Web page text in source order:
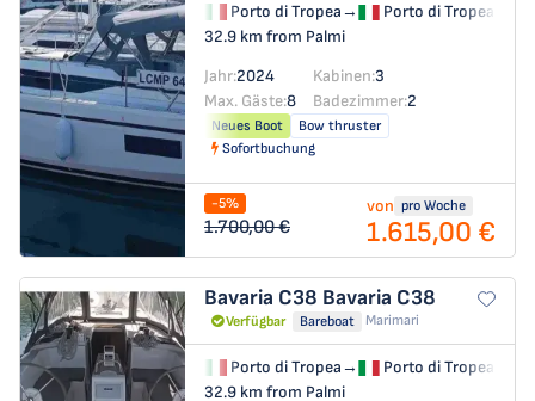
Porto di Tropea→
Porto di Tropea
32.9 km from Palmi
Jahr:2024 Kabinen:3
Max. Gäste:8 Badezimmer:2
Neues Boot
Bow thruster
Sofortbuchung
-5%
1.700,00 €
von pro Woche
1.615,00 €
Bavaria C38 Bavaria C38
Verfügbar Bareboat Marimari
Porto di Tropea→
Porto di Tropea
32.9 km from Palmi